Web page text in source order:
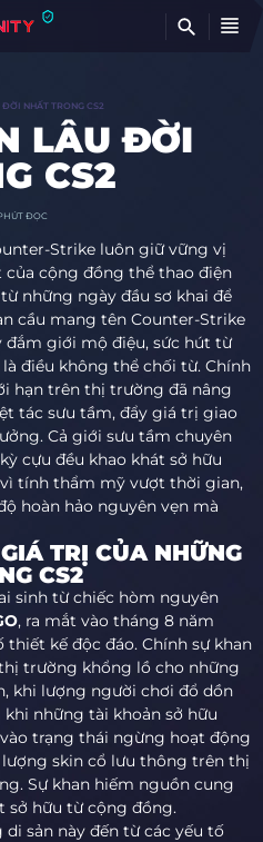
ĐỜI NHẤT TRONG CS2
LÂU ĐỜI
CS2
ĐỌC
Strike luôn giữ vững vị
cộng đồng thể thao điện
những ngày đầu sơ khai để
cầu mang tên Counter-Strike
đắm giới mộ điệu, sức hút từ
điều không thể chối từ. Chính
hạn trên thị trường đã nâng
tác sưu tầm, đẩy giá trị giao
Cả giới sưu tầm chuyên
cựu đều khao khát sở hữu
tính thẩm mỹ vượt thời gian,
hoàn hảo nguyên vẹn mà
TRỊ CỦA NHỮNG
CS2
sinh từ chiếc hòm nguyên
, ra mắt vào tháng 8 năm
kế độc đáo. Chính sự khan
trường khổng lồ cho những
khi lượng người chơi đổ dồn
những tài khoản sở hữu
trạng thái ngừng hoạt động
lượng skin cổ lưu thông trên thị
Sự khan hiếm nguồn cung
sở hữu từ cộng đồng.
sản này đến từ các yếu tố